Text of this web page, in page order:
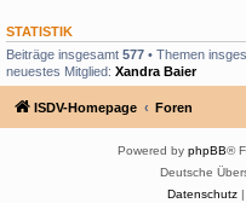
STATISTIK
Beiträge insgesamt 577 • Themen
neuestes Mitglied: Xandra Baier
ISDV-Homepage Foren
Powered by phpBB®
Deutsche
Datenschutz|